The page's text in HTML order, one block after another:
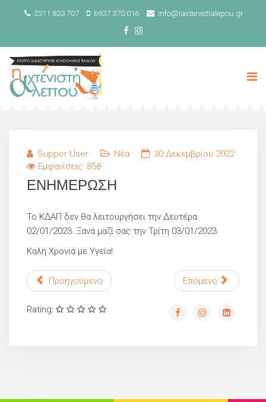
2311 823 707 6937 370 016 info@iaxtenistialepou.gr
Supper User Νέα
30 Δεκεμβρίου 2022
Εμφανίσεις: 858
ΕΝΗΜΕΡΩΣΗ
Το ΚΔΑΠ δεν θα λειτουργήσει την Δευτέρα
02/01/2023. Ξανά μαζί σας την Τρίτη 03/01/2023.
Καλή Χρονιά με Υγεία!
Προηγούμενο Επόμενο
Rating: